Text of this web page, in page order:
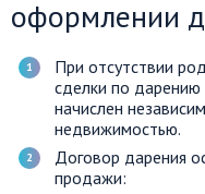
оформлении
При отсутствии
сделки по
начислен
недвижимостью.
Договор дарения
продажи: